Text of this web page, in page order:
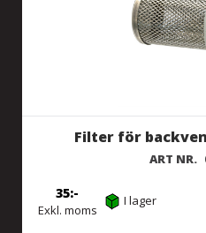
Filter för
ART NR.
Exkl. moms
35 I lager